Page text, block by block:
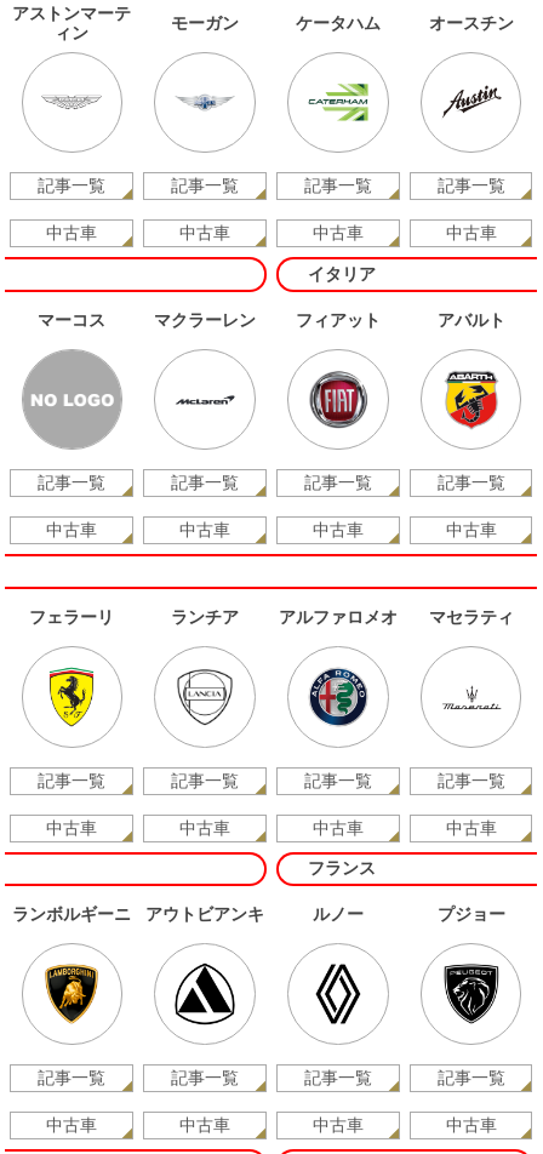
アストンマーテ
ィン
記事一覧
中古車
モーガン
記事一覧
中古車
ケータハム
記事一覧
中古車
オースチン
記事一覧
中古車
マーコス
記事一覧
中古車
マクラーレン
記事一覧
中古車
イタリア
フィアット
記事一覧
中古車
アバルト
記事一覧
中古車
フェラーリ
記事一覧
中古車
ランチア
記事一覧
中古車
アルファロメオ
記事一覧
中古車
マセラティ
記事一覧
中古車
ランボルギーニ
記事一覧
中古車
アウトビアンキ
記事一覧
中古車
フランス
ルノー
記事一覧
中古車
プジョー
記事一覧
中古車